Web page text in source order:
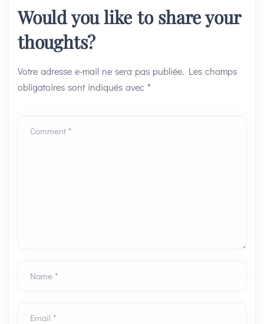
Would you like to share your
thoughts?
Votre adresse e-mail ne sera pas publiée. Les champs
obligatoires sont indiqués avec *
Comment *
Name *
Email *